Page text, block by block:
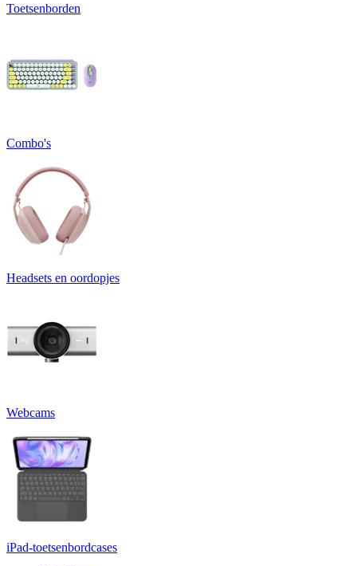
Toetsenborden
Combo's
Headsets en oordopjes
Webcams
iPad-toetsenbordcases